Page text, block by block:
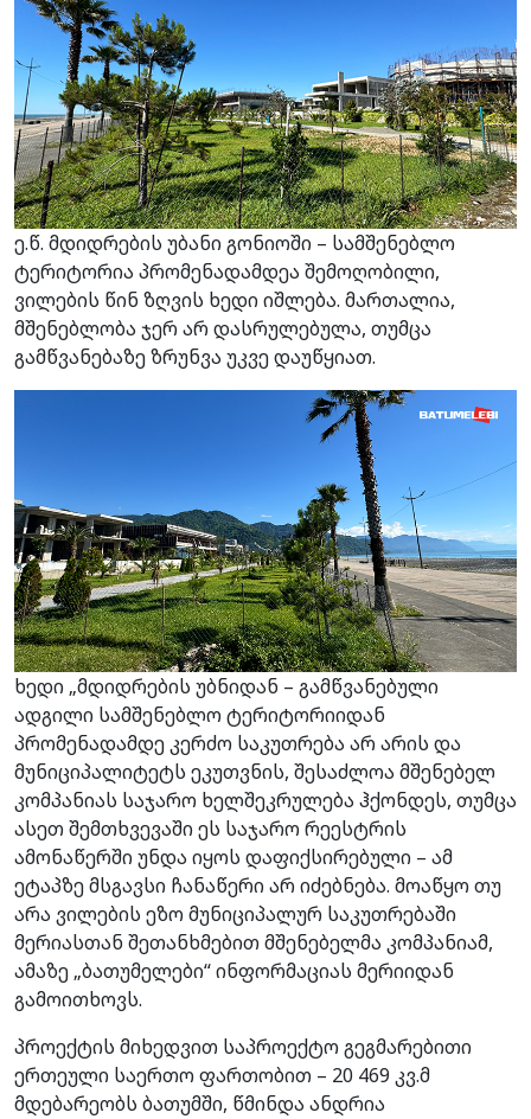
ე.წ. მდიდრების უბანი გონიოში – სამშენებლო
ტერიტორია პრომენადამდეა შემოღობილი,
ვილების წინ ზღვის ხედი იშლება. მართალია,
მშენებლობა ჯერ არ დასრულებულა, თუმცა
გამწვანებაზე ზრუნვა უკვე დაუწყიათ.
ხედი „მდიდრების უბნიდან – გამწვანებული
ადგილი სამშენებლო ტერიტორიიდან
პრომენადამდე კერძო საკუთრება არ არის და
მუნიციპალიტეტს ეკუთვნის, შესაძლოა მშენებელ
კომპანიას საჯარო ხელშეკრულება ჰქონდეს, თუმცა
ასეთ შემთხვევაში ეს საჯარო რეესტრის
ამონაწერში უნდა იყოს დაფიქსირებული – ამ
ეტაპზე მსგავსი ჩანაწერი არ იძებნება. მოაწყო თუ
არა ვილების ეზო მუნიციპალურ საკუთრებაში
მერიასთან შეთანხმებით მშენებელმა კომპანიამ,
ამაზე „ბათუმელები“ ინფორმაციას მერიიდან
გამოითხოვს.
პროექტის მიხედვით საპროექტო გეგმარებითი
ერთეული საერთო ფართობით – 20 469 კვ.მ
მდებარეობს ბათუმში, წმინდა ანდრია